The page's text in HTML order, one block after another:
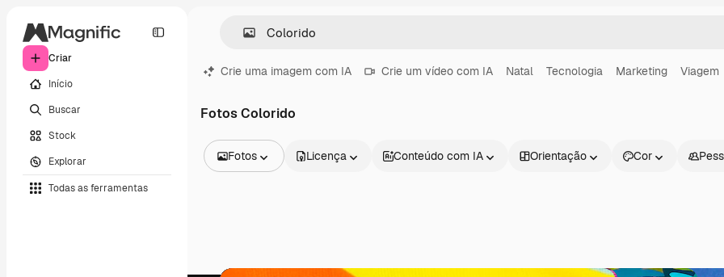
Criar
Início
Buscar
Stock
Explorar
Todas as ferramentas
Crie uma imagem com IA Crie um vídeo com IA Natal Tecnologia Marketing Viagem
Fotos Colorido
Fotos Licença Conteúdo com IA Orientação Cor